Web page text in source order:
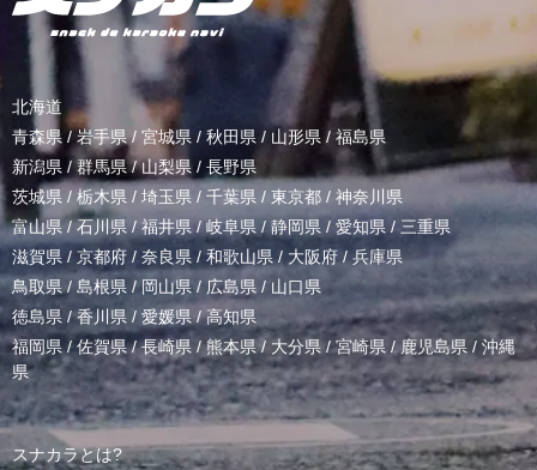
北海道
青森県 / 岩手県/ 宮城県 / 秋田県 / 山形県/ 福島県
新潟県 /群馬県/山梨県 / 長野県
茨城県 / 栃木県 / 埼玉県 / 千葉県 / 東京都 / 神奈川県
富山県 /石川県/福井県/岐阜県 / 静岡県 / 愛知県 / 三重県
滋賀県 / 京都府 / 奈良県 / 和歌山県/ 大阪府 /兵庫県
鳥取県/ 島根県 /岡山県/ 広島県 / 山口県
徳島県 /香川県 / 愛媛県/高知県
福岡県/佐賀県/長崎県 /熊本県/ 大分県/宮崎県 /鹿児島県 / 沖縄
県
スナカラとは?